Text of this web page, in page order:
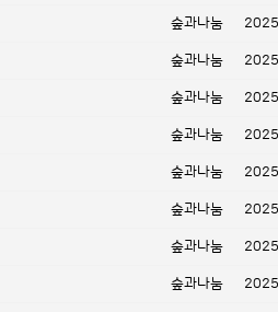
숲과나눔
숲과나눔
숲과나눔
숲과나눔
숲과나눔
숲과나눔
숲과나눔
숲과나눔